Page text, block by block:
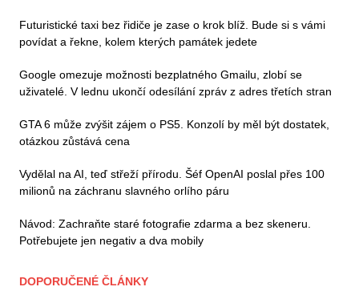
Futuristické taxi bez řidiče je zase o krok blíž. Bude si s vámi
povídat a řekne, kolem kterých památek jedete
Google omezuje možnosti bezplatného Gmailu, zlobí se
uživatelé. V lednu ukončí odesílání zpráv z adres třetích stran
GTA 6 může zvýšit zájem o PS5. Konzolí by měl být dostatek,
otázkou zůstává cena
Vydělal na AI, teď střeží přírodu. Šéf OpenAI poslal přes 100
milionů na záchranu slavného orlího páru
Návod: Zachraňte staré fotografie zdarma a bez skeneru.
Potřebujete jen negativ a dva mobily
DOPORUČENÉ ČLÁNKY